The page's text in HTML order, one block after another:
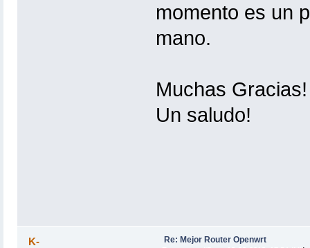
momento es un
mano.
Muchas Gracias!
Un saludo!
K- Re: Mejor Router Openwrt